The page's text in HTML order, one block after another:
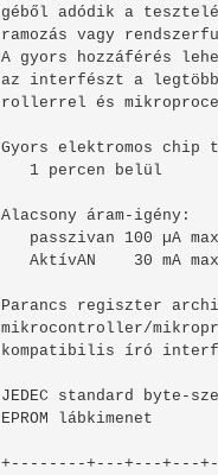
géből adódik a
ramozás vagy
A gyors hozzáférés
az interfészt a
rollerrel és
Gyors elektromos chip
   1 percen belül
Alacsony áram-igény:
passzivan 100 µA
AktívAN    30 mA
Parancs regiszter
mikrocontroller/
kompatibilis író
JEDEC standard byte-
EPROM lábkimenet
+--------+---+---+---